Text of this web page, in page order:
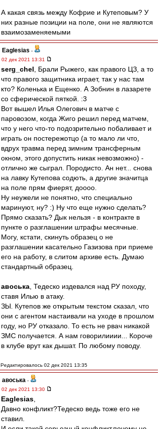
А какая связь между Кофрие и Кутеповым? У
них разные позиции на поле, они не являются
взаимозаменяемыми
Eaglesias -
02 дек 2021 13:31
serg_chel , Брали Рыжего, как правого ЦЗ, а то
что правого защитника играет, так у нас там
кто? Коленька и Ещенко. А Зобнин в лазарете
со сферической пяткой. :3
Вот вышел Илья Олегович в матче с
паровозом, когда Жиго решил перед матчем,
что у него что-то подозрительно побаливает и
играть он постережотцо (а то мало ли что,
вдрух травма перед зимним трансферным
окном, этого допустить никак невозможно) -
отлично же сыграл. Породисто. Ан нет... снова
на лавку Кутепова содють, а другие значитца
на поле прям фиерят, доооо.
Ну неужели не понятно, что специально
маринуют, ну? :) Ну что еще нужно сделать?
Прямо сказать? Дык нельзя - в контракте в
пункте о разглашении штрафы месячные.
Могу, кстати, скинуть образец о не
разглашении касательно Газизова при приеме
его на работу, в слитом архиве есть. Думаю
стандартный образец.
авоська , Тедеско издевался над РУ походу,
ставя Илью в атаку.
ЗЫ. Кутепов же открытым текстом сказал, что
они с агентом настаивали на уходе в прошлом
году, но РУ отказало. То есть не рвач никакой
ЗМС получается. А нам говорилииии... Короче
в клубе врут как дышат. По любому поводу.
Редактировалось 02 дек 2021 13:35
авоська -
02 дек 2021 13:30
Eaglesias
Давно конфликт?Тедеско ведь тоже его не
ставил.